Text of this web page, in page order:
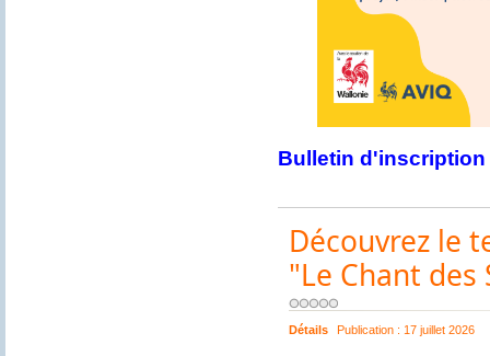
Bulletin d'inscription
Découvrez le
"Le Chant des
Détails Publication : 17 juillet 2026